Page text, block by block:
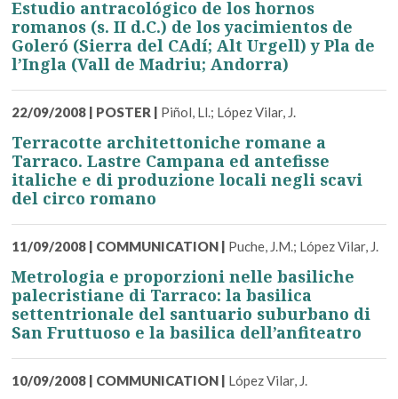
Estudio antracológico de los hornos
romanos (s. II d.C.) de los yacimientos de
Goleró (Sierra del CAdí; Alt Urgell) y Pla de
l’Ingla (Vall de Madriu; Andorra)
22/09/2008 | POSTER | Piñol, Ll.; López Vilar, J.
Terracotte architettoniche romane a
Tarraco. Lastre Campana ed antefisse
italiche e di produzione locali negli scavi
del circo romano
11/09/2008 | COMMUNICATION | Puche, J.M.; López Vilar, J.
Metrologia e proporzioni nelle basiliche
palecristiane di Tarraco: la basilica
settentrionale del santuario suburbano di
San Fruttuoso e la basilica dell’anfiteatro
10/09/2008 | COMMUNICATION | López Vilar, J.